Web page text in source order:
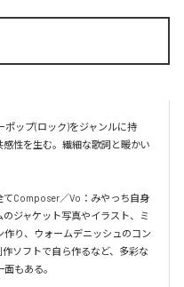
ップ(ロック)をジャンルに持
性を生む。繊細な歌詞と暖かい
てComposer／Vo：みやっち自身
ジャケット写真やイラスト、ミ
作り、ウォームデニッシュのコン
ソフトで自ら作るなど、多彩な
もある。